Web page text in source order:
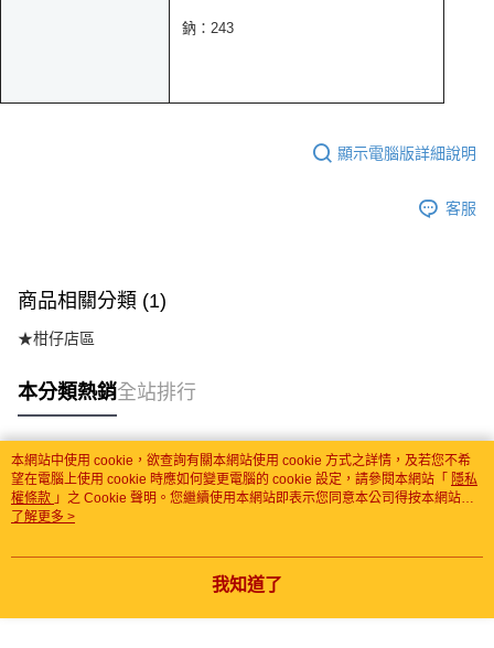
鈉：243
顯示電腦版詳細說明
客服
商品相關分類 (1)
★柑仔店區
本分類熱銷全站排行
熱門標籤
本網站中使用 cookie，欲查詢有關本網站使用 cookie 方式之詳情，及若您不希
望在電腦上使用 cookie 時應如何變更電腦的 cookie 設定，請參閱本網站「 隱私
權條款 」之 Cookie 聲明。您繼續使用本網站即表示您同意本公司得按本網站使
用條款之 Cookie 聲明使用 cookie。
了解更多 >
我知道了